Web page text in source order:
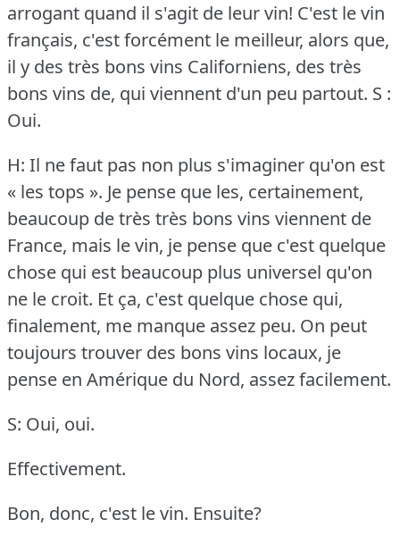
arrogant quand il s'agit de leur vin! C'est le vin
français, c'est forcément le meilleur, alors que,
il y des très bons vins Californiens, des très
bons vins de, qui viennent d'un peu partout. S :
Oui.
H: Il ne faut pas non plus s'imaginer qu'on est
« les tops ». Je pense que les, certainement,
beaucoup de très très bons vins viennent de
France, mais le vin, je pense que c'est quelque
chose qui est beaucoup plus universel qu'on
ne le croit. Et ça, c'est quelque chose qui,
finalement, me manque assez peu. On peut
toujours trouver des bons vins locaux, je
pense en Amérique du Nord, assez facilement.
S: Oui, oui.
Effectivement.
Bon, donc, c'est le vin. Ensuite?